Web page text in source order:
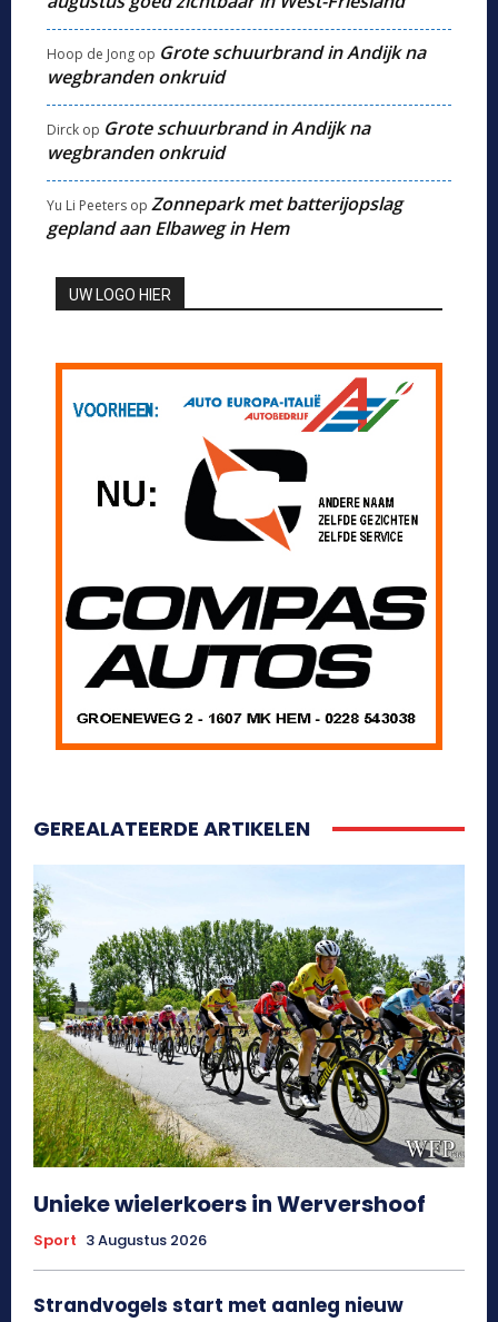
Hoop de Jong op Grote schuurbrand in Andijk na
wegbranden onkruid
Dirck op Grote schuurbrand in Andijk na
wegbranden onkruid
Yu Li Peeters op Zonnepark met batterijopslag
gepland aan Elbaweg in Hem
UW LOGO HIER
GEREALATEERDE ARTIKELEN
Unieke wielerkoers in Wervershoof
Sport 3 Augustus 2026
Strandvogels start met aanleg nieuw